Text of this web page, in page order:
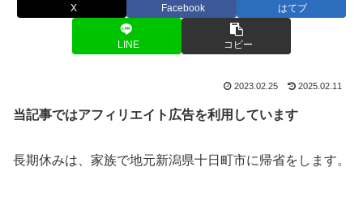
X Facebook はてブ
LINE コピー
2023.02.25 2025.02.11
当記事ではアフィリエイト広告を利用しています
長期休みは、家族で地元新潟県十日町市に帰省をします。